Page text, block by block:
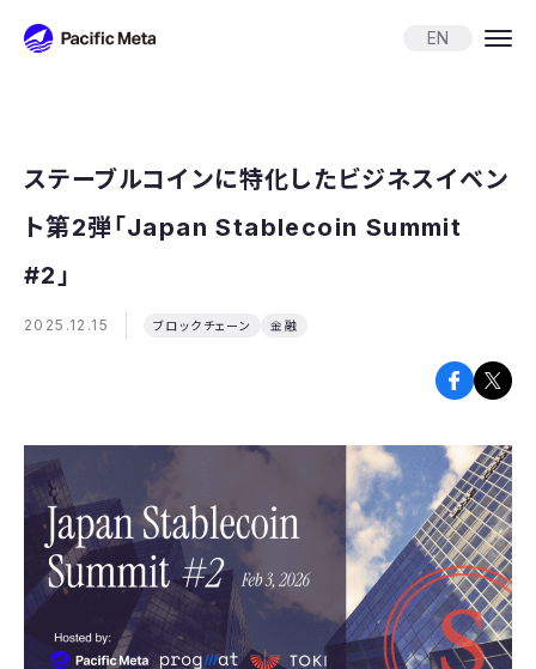
EN
ステーブルコインに特化したビジネスイベン
ト第2弾「Japan Stablecoin Summit
#2」
2025.12.15 ブロックチェーン 金融